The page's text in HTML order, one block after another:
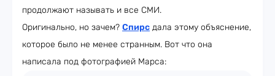
продолжают называть и все СМИ.
Оригинально, но зачем? Спирс дала этому объяснение,
которое было не менее странным. Вот что она
написала под фотографией Марса: